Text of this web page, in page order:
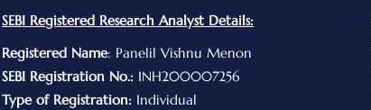
SEBI Registered Research Analyst Details:
Registered Name: Panelil Vishnu Menon
SEBI Registration No.:INH200007256
Type of Registration:Individual